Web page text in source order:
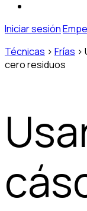
Iniciar sesión
Técnicas > Frías >
cero residuos